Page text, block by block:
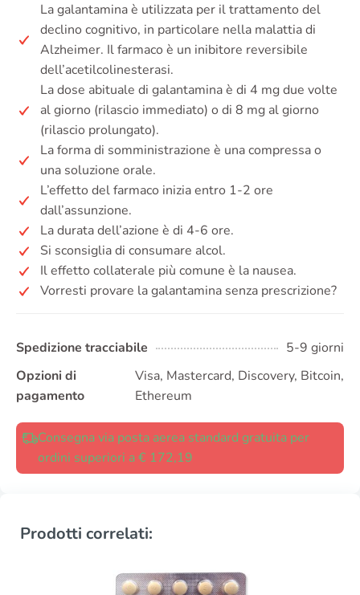
La galantamina è utilizzata per il trattamento del
declino cognitivo, in particolare nella malattia di
Alzheimer. Il farmaco è un inibitore reversibile
dell’acetilcolinesterasi.
La dose abituale di galantamina è di 4 mg due volte
al giorno (rilascio immediato) o di 8 mg al giorno
(rilascio prolungato).
La forma di somministrazione è una compressa o
una soluzione orale.
L’effetto del farmaco inizia entro 1-2 ore
dall’assunzione.
La durata dell’azione è di 4-6 ore.
Si sconsiglia di consumare alcol.
Il effetto collaterale più comune è la nausea.
Vorresti provare la galantamina senza prescrizione?
Spedizione tracciabile
5-9 giorni
Opzioni di
pagamento
Visa, Mastercard, Discovery, Bitcoin,
Ethereum
Consegna via posta aerea standard gratuita per
ordini superiori a € 172,19
Prodotti correlati: